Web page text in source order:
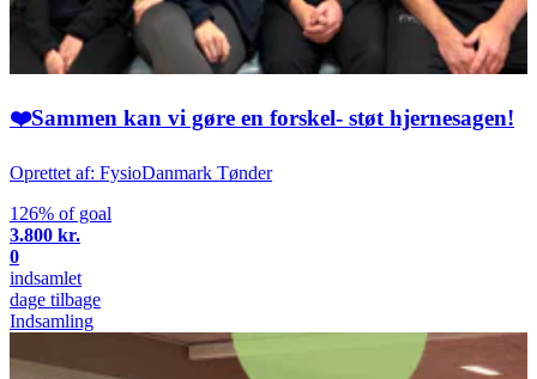
❤️Sammen kan vi gøre en forskel- støt hjernesagen!
Oprettet af: FysioDanmark Tønder
126% of goal
3.800 kr.
0
indsamlet
dage tilbage
Indsamling